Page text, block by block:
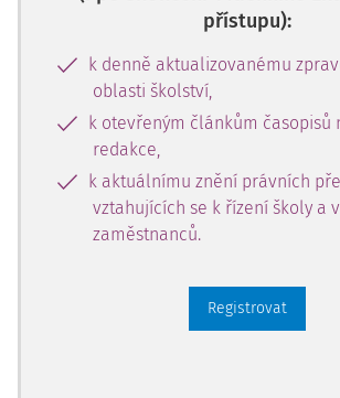
přístupu):
k denně aktualizovanému
oblasti školství,
k otevřeným článkům časopisů
redakce,
k aktuálnímu znění právních
vztahujících se k řízení školy a
zaměstnanců.
Registrovat